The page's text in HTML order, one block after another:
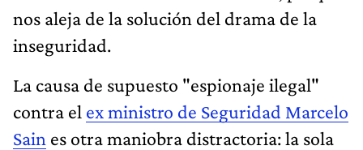
nos aleja de la solución del drama de la
inseguridad.
La causa de supuesto "espionaje ilegal"
contra el ex ministro de Seguridad Marcelo
Sain es otra maniobra distractoria: la sola